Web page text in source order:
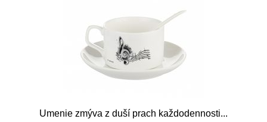
Umenie zmýva z duší prach každodennosti...